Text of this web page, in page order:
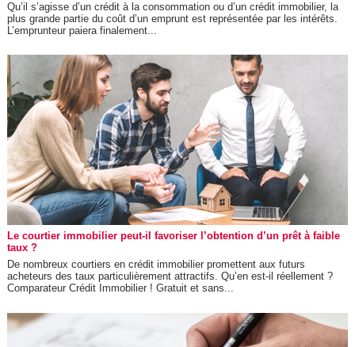
Qu’il s’agisse d’un crédit à la consommation ou d’un crédit immobilier, la
plus grande partie du coût d’un emprunt est représentée par les intérêts.
L’emprunteur paiera finalement...
Le courtier immobilier peut-il favoriser l’obtention d’un prêt à faible
taux ?
De nombreux courtiers en crédit immobilier promettent aux futurs
acheteurs des taux particulièrement attractifs. Qu’en est-il réellement ?
Comparateur Crédit Immobilier ! Gratuit et sans...